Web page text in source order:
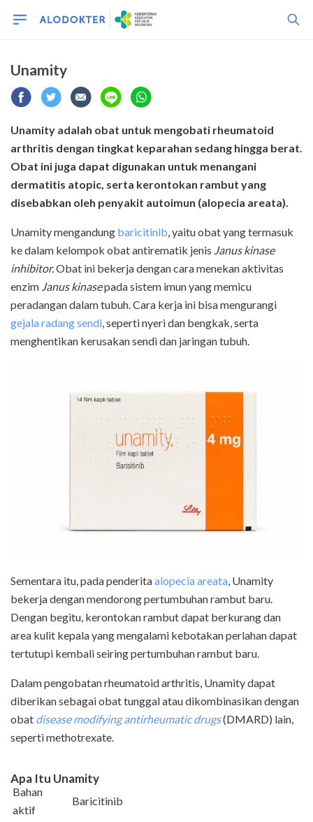
Unamity
Unamity adalah obat untuk mengobati rheumatoid
arthritis dengan tingkat keparahan sedang hingga berat.
Obat ini juga dapat digunakan untuk menangani
dermatitis atopic, serta kerontokan rambut yang
disebabkan oleh penyakit autoimun (alopecia areata).
Unamity mengandung baricitinib, yaitu obat yang termasuk
ke dalam kelompok obat antirematik jenis Janus kinase
inhibitor.Obat ini bekerja dengan cara menekan aktivitas
enzim Janus kinasepada sistem imun yang memicu
peradangan dalam tubuh. Cara kerja ini bisa mengurangi
gejala radang sendi, seperti nyeri dan bengkak, serta
menghentikan kerusakan sendi dan jaringan tubuh.
Sementara itu, pada penderitaalopecia areata, Unamity
bekerja dengan mendorong pertumbuhan rambut baru.
Dengan begitu, kerontokan rambut dapat berkurang dan
area kulit kepala yang mengalami kebotakan perlahan dapat
tertutupi kembali seiring pertumbuhan rambut baru.
Dalam pengobatan rheumatoid arthritis, Unamity dapat
diberikan sebagai obat tunggal atau dikombinasikan dengan
obat disease modifying antirheumatic drugs(DMARD) lain,
seperti methotrexate.
Apa Itu Unamity
Bahan
aktif
Baricitinib